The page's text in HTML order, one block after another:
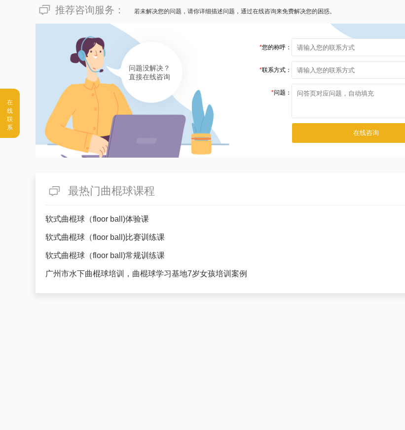
推荐咨询服务： 若未解决您的问题，请你详细描述问题，通过在线咨询来免费解决您的困惑。
问题没解决？
直接在线咨询
*您的称呼：
*联系方式：
*问题：
最热门曲棍球课程
软式曲棍球（floor ball)体验课
软式曲棍球（floor ball)比赛训练课
软式曲棍球（floor ball)常规训练课
广州市水下曲棍球培训，曲棍球学习基地7岁女孩培训案例